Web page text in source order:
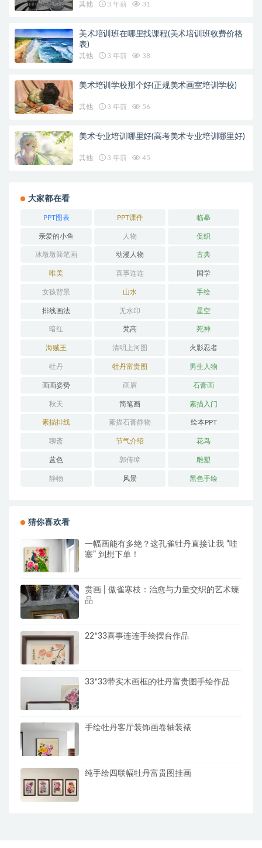
其他 3 年前 31
美术培训班在哪里找课程(美术培训班收费价格
表)
其他 3 年前 38
美术培训学校那个好(正规美术画室培训学校)
其他 3 年前 56
美术专业培训哪里好(高考美术专业培训哪里好)
其他 3 年前 45
大家都在看
PPT图表 PPT课件 临摹
亲爱的小鱼 人物 促织
冰墩墩简笔画 动漫人物 古典
唯美 喜事连连 国学
女孩背景 山水 手绘
排线画法 无水印 星空
暗红 梵高 死神
海贼王 清明上河图 火影忍者
牡丹 牡丹富贵图 男生人物
画画姿势 画眉 石膏画
秋天 简笔画 素描入门
素描排线 素描石膏静物 绘本PPT
聊斋 节气介绍 花鸟
蓝色 郭传璋 雕塑
静物 风景 黑色手绘
猜你喜欢看
一幅画能有多绝？这孔雀牡丹直接让我 “哇
塞” 到想下单！
赏画 | 傲雀寒枝：治愈与力量交织的艺术臻
品
22*33喜事连连手绘摆台作品
33*33带实木画框的牡丹富贵图手绘作品
手绘牡丹客厅装饰画卷轴装裱
纯手绘四联幅牡丹富贵图挂画